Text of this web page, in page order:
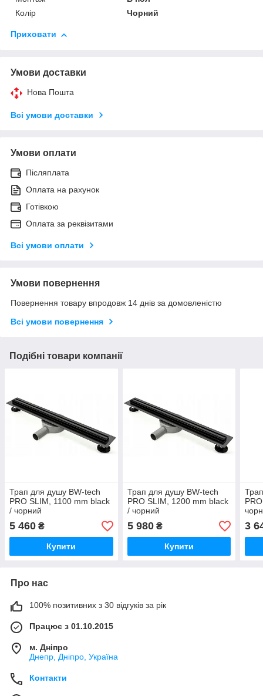
Колір
Чорний
Приховати
Умови доставки
Нова Пошта
Всі умови доставки
Умови оплати
Післяплата
Оплата на рахунок
Готівкою
Оплата за реквізитами
Всі умови оплати
Умови повернення
Повернення товару впродовж 14 днів за домовленістю
Всі умови повернення
Подібні товари компанії
Трап для душу BW-tech
PRO SLIM, 1100 mm black
/ чорний
5 460 ₴
Купити
Трап для душу BW-tech
PRO SLIM, 1200 mm black
/ чорний
5 980₴
Купити
3
Про нас
100% позитивних з 30 відгуків за рік
Працює з 01.10.2015
м. Дніпро
Днепр, Дніпро, Україна
Контакти